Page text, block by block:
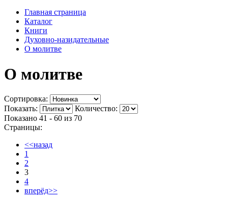
Главная страница
Каталог
Книги
Духовно-назидательные
О молитве
О молитве
Сортировка:
Показать:
Количество:
Показано 41 - 60 из 70
Страницы:
<<назад
1
2
3
4
вперёд>>